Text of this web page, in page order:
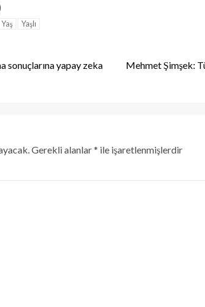
Yaş Yaşlı
sonuçlarına yapay zeka
Mehmet Şimşek:
Gerekli alanlar* ile işaretlenmişlerdir